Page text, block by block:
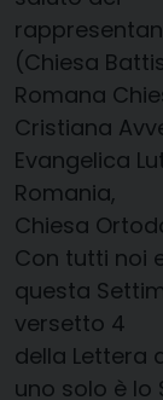
(Chiesa
Romana
Cristiana
Evangelica
Romania,
Chiesa
Con tutti noi
questa
versetto 4
della Lettera
uno solo è lo